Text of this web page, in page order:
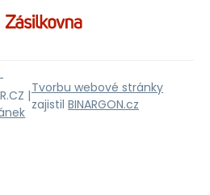
|
Tvorbu webové stránky
zajistil BINARGON.cz